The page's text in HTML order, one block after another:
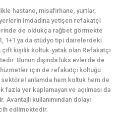
hastane, misafirhane, yurtlar,
imdadına yetişen refakatçi
de oldukça rağbet görmekte
1+1 ya da stüdyo tipi dairelerdeki
çift kişilik koltuk-yatak olan Refakatçi
Bunun dışında lüks evlerde de
hizmetler için de refakatçi koltuğu
sektörel anlamda hem koltuk hem de
fazla yer kaplamayan ve açılması da
kullanımından dolayı
edilmektedir.